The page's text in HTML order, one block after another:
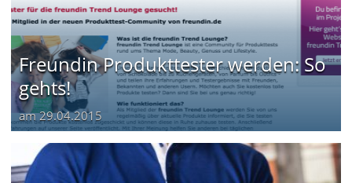
Freundin Produkttester werden: So
gehts!
am29.04.2015